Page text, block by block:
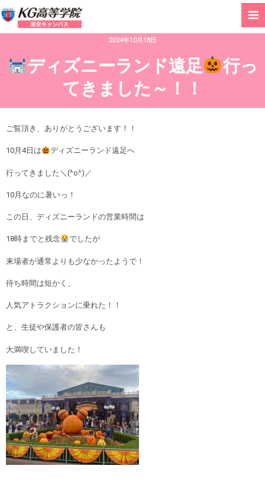
2024年10月18日
ディズニーランド遠足
行っ
てきました～！！
ご覧頂き、ありがとうございます！！
10月4日は ディズニーランド遠足へ
行ってきました＼(^o^)／
10月なのに暑いっ！
この日、ディズニーランドの営業時間は
18時までと残念 でしたが
来場者が通常よりも少なかったようで！
待ち時間は短かく、
人気アトラクションに乗れた！！
と、生徒や保護者の皆さんも
大満喫していました！